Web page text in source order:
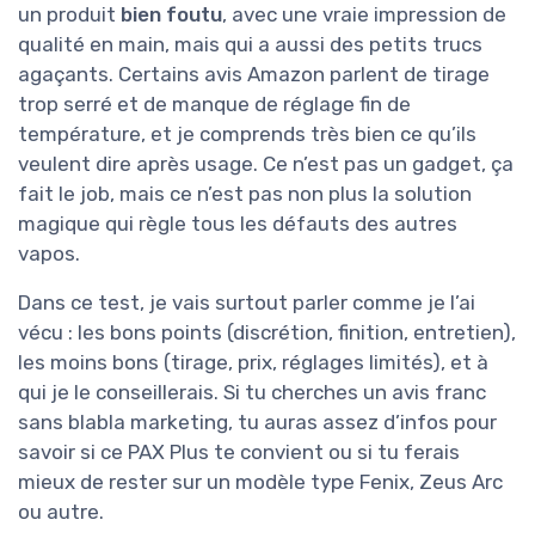
un produit bien foutu, avec une vraie impression de
qualité en main, mais qui a aussi des petits trucs
agaçants. Certains avis Amazon parlent de tirage
trop serré et de manque de réglage fin de
température, et je comprends très bien ce qu’ils
veulent dire après usage. Ce n’est pas un gadget, ça
fait le job, mais ce n’est pas non plus la solution
magique qui règle tous les défauts des autres
vapos.
Dans ce test, je vais surtout parler comme je l’ai
vécu : les bons points (discrétion, finition, entretien),
les moins bons (tirage, prix, réglages limités), et à
qui je le conseillerais. Si tu cherches un avis franc
sans blabla marketing, tu auras assez d’infos pour
savoir si ce PAX Plus te convient ou si tu ferais
mieux de rester sur un modèle type Fenix, Zeus Arc
ou autre.